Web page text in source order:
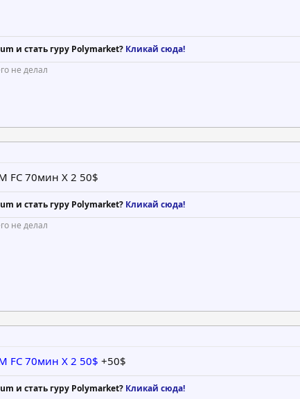
и стать гуру Polymarket? Кликай сюда!
не делал
FC 70мин X 2 50$
и стать гуру Polymarket? Кликай сюда!
не делал
FC 70мин X 2 50$ +50$
и стать гуру Polymarket? Кликай сюда!